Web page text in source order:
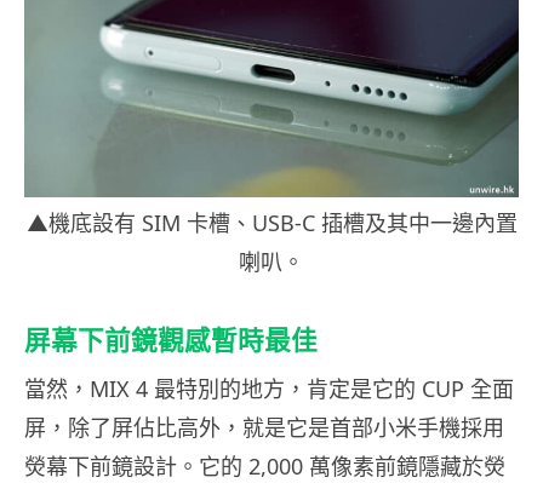
▲機底設有 SIM 卡槽、USB-C 插槽及其中一邊內置
喇叭。
屏幕下前鏡觀感暫時最佳
當然，MIX 4 最特別的地方，肯定是它的 CUP 全面
屏，除了屏佔比高外，就是它是首部小米手機採用
熒幕下前鏡設計。它的 2,000 萬像素前鏡隱藏於熒